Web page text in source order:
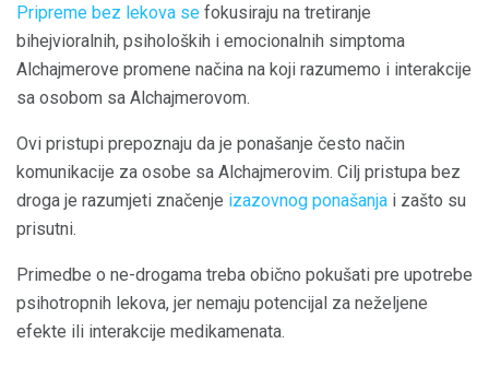
Pripreme bez lekova se fokusiraju na tretiranje
bihejvioralnih, psiholoških i emocionalnih simptoma
Alchajmerove promene načina na koji razumemo i interakcije
sa osobom sa Alchajmerovom.
Ovi pristupi prepoznaju da je ponašanje često način
komunikacije za osobe sa Alchajmerovim. Cilj pristupa bez
droga je razumjeti značenje izazovnog ponašanja i zašto su
prisutni.
Primedbe o ne-drogama treba obično pokušati pre upotrebe
psihotropnih lekova, jer nemaju potencijal za neželjene
efekte ili interakcije medikamenata.